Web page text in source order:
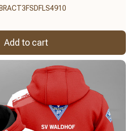
Add to cart